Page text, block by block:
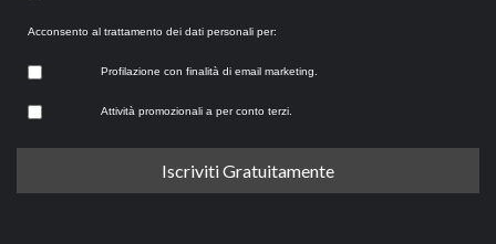
Acconsento al trattamento dei dati personali per:
Profilazione con finalità di email marketing.
Attività promozionali a per conto terzi.